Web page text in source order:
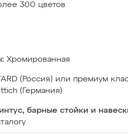
300 цветов
Хромированная
(Россия) или премиум
(Германия)
барные стойки и